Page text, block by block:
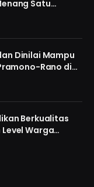
Satu
Dinilai Mampu
Rano di
Berkualitas
Warga